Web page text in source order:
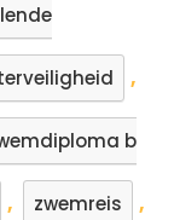
,
b
, zwemreis ,